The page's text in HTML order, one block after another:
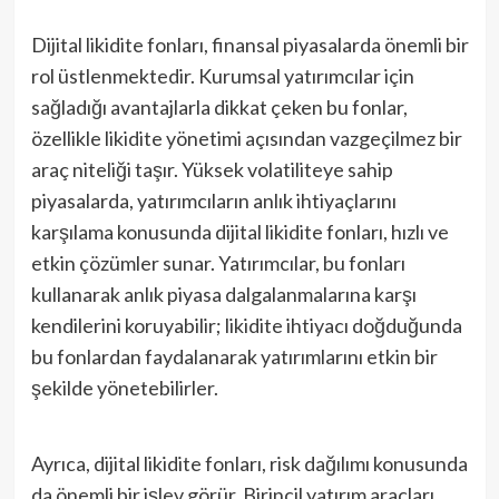
Dijital likidite fonları, finansal piyasalarda önemli bir
rol üstlenmektedir. Kurumsal yatırımcılar için
sağladığı avantajlarla dikkat çeken bu fonlar,
özellikle likidite yönetimi açısından vazgeçilmez bir
araç niteliği taşır. Yüksek volatiliteye sahip
piyasalarda, yatırımcıların anlık ihtiyaçlarını
karşılama konusunda dijital likidite fonları, hızlı ve
etkin çözümler sunar. Yatırımcılar, bu fonları
kullanarak anlık piyasa dalgalanmalarına karşı
kendilerini koruyabilir; likidite ihtiyacı doğduğunda
bu fonlardan faydalanarak yatırımlarını etkin bir
şekilde yönetebilirler.
Ayrıca, dijital likidite fonları, risk dağılımı konusunda